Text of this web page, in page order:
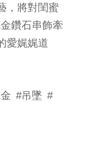
，將對閨蜜
鑽石串飾牽
愛娓娓道
#吊墜 #